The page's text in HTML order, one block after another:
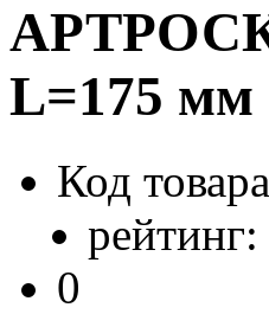
L=175 мм
Код
рейтинг:
0